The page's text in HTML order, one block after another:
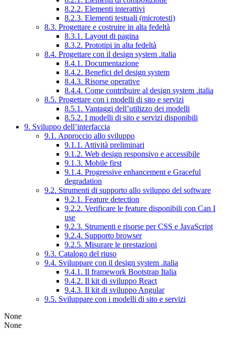
8.2.2. Elementi interattivi
8.2.3. Elementi testuali (microtesti)
8.3. Progettare e costruire in alta fedeltà
8.3.1. Layout di pagina
8.3.2. Prototipi in alta fedeltà
8.4. Progettare con il design system .italia
8.4.1. Documentazione
8.4.2. Benefici del design system
8.4.3. Risorse operative
8.4.4. Come contribuire al design system .italia
8.5. Progettare con i modelli di sito e servizi
8.5.1. Vantaggi dell’utilizzo dei modelli
8.5.2. I modelli di sito e servizi disponibili
9. Sviluppo dell’interfaccia
9.1. Approccio allo sviluppo
9.1.1. Attività preliminari
9.1.2. Web design responsivo e accessibile
9.1.3. Mobile first
9.1.4. Progressive enhancement e Graceful
degradation
9.2. Strumenti di supporto allo sviluppo del software
9.2.1. Feature detection
9.2.2. Verificare le feature disponibili con Can I
use
9.2.3. Strumenti e risorse per CSS e JavaScript
9.2.4. Supporto browser
9.2.5. Misurare le prestazioni
9.3. Catalogo del riuso
9.4. Sviluppare con il design system .italia
9.4.1. Il framework Bootstrap Italia
9.4.2. Il kit di sviluppo React
9.4.3. Il kit di sviluppo Angular
9.5. Sviluppare con i modelli di sito e servizi
None
None